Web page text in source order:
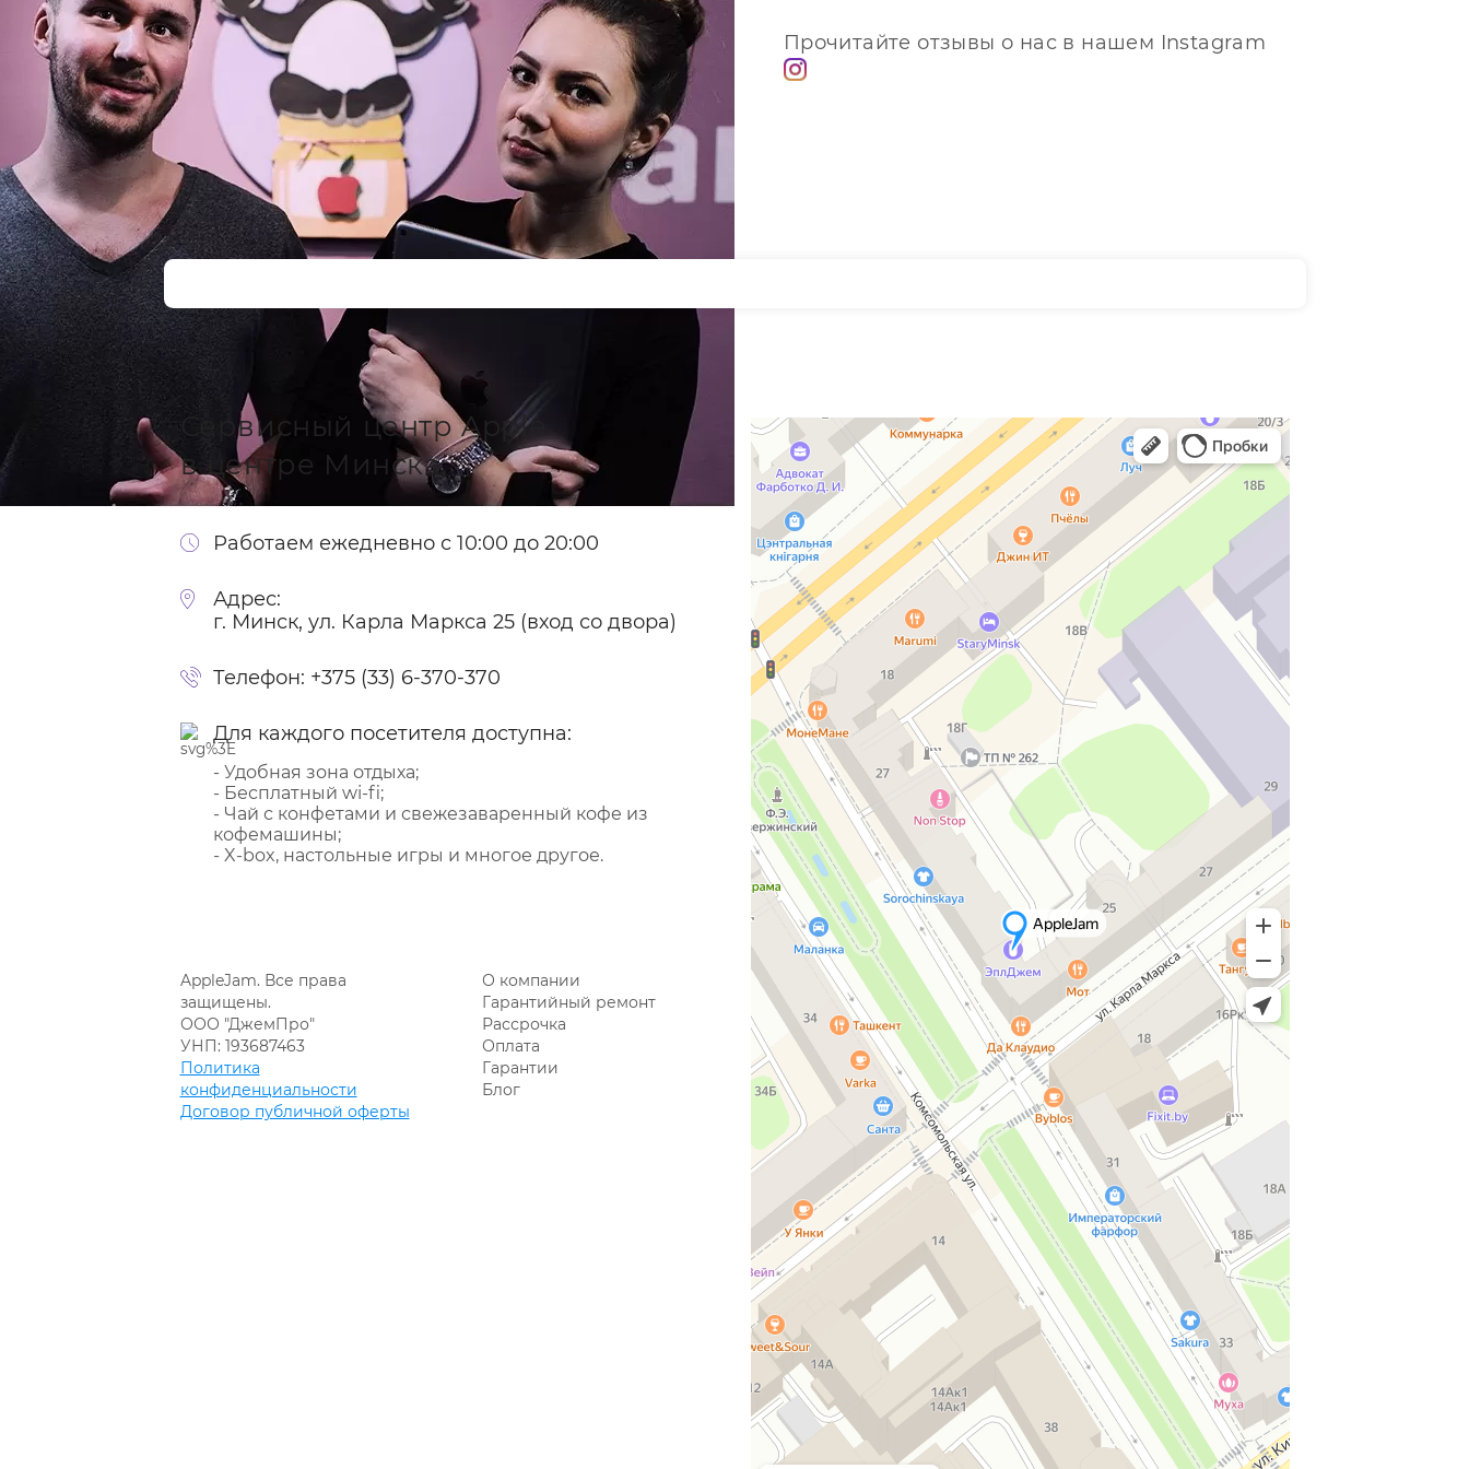
Прочитайте отзывы о нас в нашем Instagram
Сервисный центр Apple
в центре Минска
Работаем ежедневно с 10:00 до 20:00
Адрес:
г. Минск, ул. Карла Маркса 25 (вход со двора)
Телефон: +375 (33) 6-370-370
Для каждого посетителя доступна:
- Удобная зона отдыха;
- Бесплатный wi-fi;
- Чай с конфетами и свежезаваренный кофе из
кофемашины;
- X-box, настольные игры и многое другое.
AppleJam. Все права
защищены.
ООО "ДжемПро"
УНП: 193687463
Политика
конфиденциальности
Договор публичной оферты
О компании
Гарантийный ремонт
Рассрочка
Оплата
Гарантии
Блог